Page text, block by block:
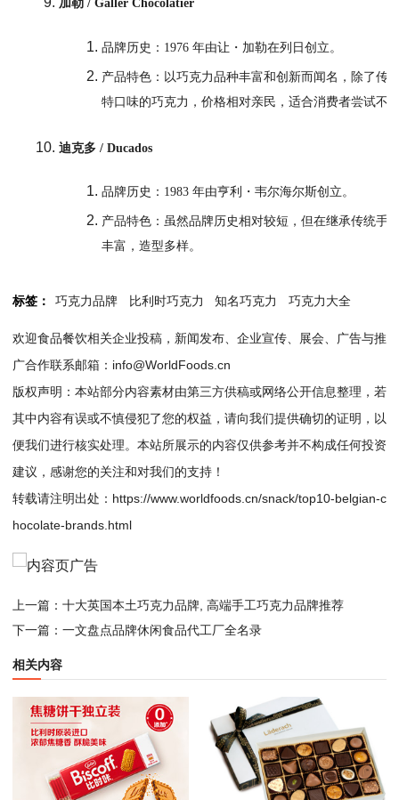
加勒 / Galler Chocolatier
品牌历史：1976 年由让・加勒在列日创立。
产品特色：以巧克力品种丰富和创新而闻名，除了传
特口味的巧克力，价格相对亲民，适合消费者尝试不
迪克多 / Ducados
品牌历史：1983 年由亨利・韦尔海尔斯创立。
产品特色：虽然品牌历史相对较短，但在继承传统手
丰富，造型多样。
标签： 巧克力品牌 比利时巧克力 知名巧克力 巧克力大全
欢迎食品餐饮相关企业投稿，新闻发布、企业宣传、展会、广告与推
广合作联系邮箱：info@WorldFoods.cn
版权声明：本站部分内容素材由第三方供稿或网络公开信息整理，若
其中内容有误或不慎侵犯了您的权益，请向我们提供确切的证明，以
便我们进行核实处理。本站所展示的内容仅供参考并不构成任何投资
建议，感谢您的关注和对我们的支持！
转载请注明出处： https://www.worldfoods.cn/snack/top10-belgian-c
hocolate-brands.html
上一篇： 十大英国本土巧克力品牌, 高端手工巧克力品牌推荐
下一篇： 一文盘点品牌休闲食品代工厂全名录
相关内容